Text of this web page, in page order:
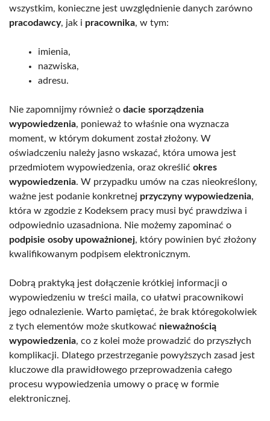
wszystkim, konieczne jest uwzględnienie danych zarówno
pracodawcy, jak i pracownika, w tym:
imienia,
nazwiska,
adresu.
Nie zapomnijmy również o dacie sporządzenia
wypowiedzenia, ponieważ to właśnie ona wyznacza
moment, w którym dokument został złożony. W
oświadczeniu należy jasno wskazać, która umowa jest
przedmiotem wypowiedzenia, oraz określić okres
wypowiedzenia. W przypadku umów na czas nieokreślony,
ważne jest podanie konkretnej przyczyny wypowiedzenia,
która w zgodzie z Kodeksem pracy musi być prawdziwa i
odpowiednio uzasadniona. Nie możemy zapominać o
podpisie osoby upoważnionej, który powinien być złożony
kwalifikowanym podpisem elektronicznym.
Dobrą praktyką jest dołączenie krótkiej informacji o
wypowiedzeniu w treści maila, co ułatwi pracownikowi
jego odnalezienie. Warto pamiętać, że brak któregokolwiek
z tych elementów może skutkować nieważnością
wypowiedzenia, co z kolei może prowadzić do przyszłych
komplikacji. Dlatego przestrzeganie powyższych zasad jest
kluczowe dla prawidłowego przeprowadzenia całego
procesu wypowiedzenia umowy o pracę w formie
elektronicznej.